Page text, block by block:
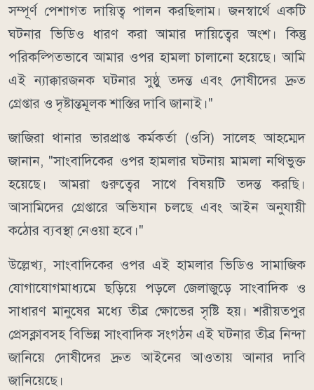
সম্পূর্ণ পেশাগত দায়িত্ব পালন করছিলাম। জনস্বার্থে একটি
ঘটনার ভিডিও ধারণ করা আমার দায়িত্বের অংশ। কিন্তু
পরিকল্পিতভাবে আমার ওপর হামলা চালানো হয়েছে। আমি
এই ন্যাক্কারজনক ঘটনার সুষ্ঠু তদন্ত এবং দোষীদের দ্রুত
গ্রেপ্তার ও দৃষ্টান্তমূলক শাস্তির দাবি জানাই।"
জাজিরা থানার ভারপ্রাপ্ত কর্মকর্তা (ওসি) সালেহ আহম্মেদ
জানান, "সাংবাদিকের ওপর হামলার ঘটনায় মামলা নথিভুক্ত
হয়েছে। আমরা গুরুত্বের সাথে বিষয়টি তদন্ত করছি।
আসামিদের গ্রেপ্তারে অভিযান চলছে এবং আইন অনুযায়ী
কঠোর ব্যবস্থা নেওয়া হবে।"
উল্লেখ্য, সাংবাদিকের ওপর এই হামলার ভিডিও সামাজিক
যোগাযোগমাধ্যমে ছড়িয়ে পড়লে জেলাজুড়ে সাংবাদিক ও
সাধারণ মানুষের মধ্যে তীব্র ক্ষোভের সৃষ্টি হয়। শরীয়তপুর
প্রেসক্লাবসহ বিভিন্ন সাংবাদিক সংগঠন এই ঘটনার তীব্র নিন্দা
জানিয়ে দোষীদের দ্রুত আইনের আওতায় আনার দাবি
জানিয়েছে।